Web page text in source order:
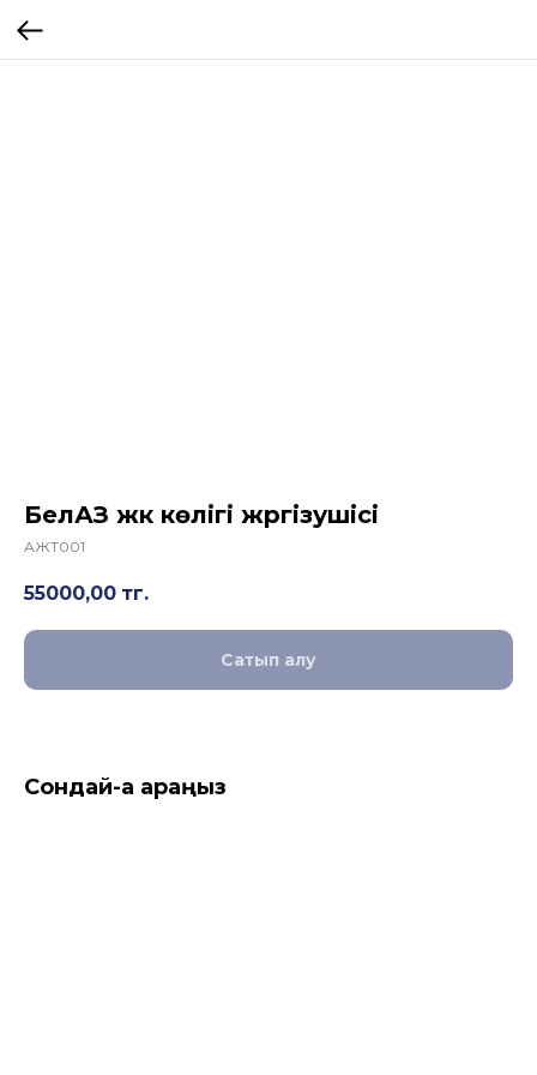
БелАЗ жүк көлігі жүргізушісі
АЖТ001
55000,00 тг.
Сатып алу
Сондай-ақ қараңыз